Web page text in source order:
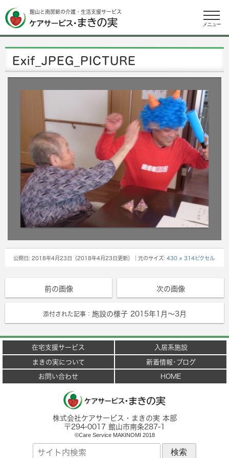
館山と南房総の介護・生活支援サービス
メニュー
Exif_JPEG_PICTURE
公開日: 2018年4月23日 （2018年4月23日更新） ｜元のサイズ: 430 × 314ピクセル
前の画像 次の画像
添付された記事： 施設の様子 2015年1月～3月
在宅支援サービス
入居系施設
まきの実について
新着情報･ブログ
お問い合わせ
HOME
株式会社ケアサービス・まきの実 本部
〒294-0017 館山市南条287-1
©Care Service MAKINOMI 2018
サ